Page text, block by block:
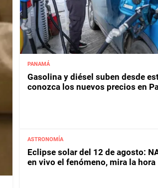
PANAMÁ
Gasolina y diésel suben desde
conozca los nuevos precios en
ASTRONOMÍA
Eclipse solar del 12 de agosto:
en vivo el fenómeno, mira la hora